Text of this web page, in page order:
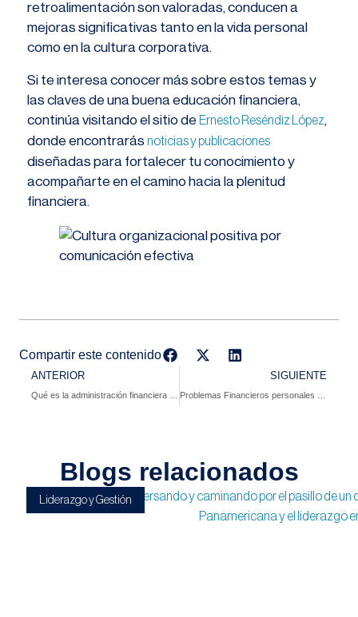
retroalimentación son valoradas, conducen a
mejoras significativas tanto en la vida personal
como en la cultura corporativa.
Si te interesa conocer más sobre estos temas y
las claves de una buena educación financiera,
continúa visitando el sitio de Ernesto Reséndiz López,
donde encontrarás noticias y publicaciones
diseñadas para fortalecer tu conocimiento y
acompañarte en el camino hacia la plenitud
financiera.
Compartir este contenido
ANTERIOR
Qué es la administración financiera y por qué importa
SIGUIENTE
Problemas Financieros personales y en empresas ¡Aprende a solucionarlos!
Blogs relacionados
Liderazgo y Gestión